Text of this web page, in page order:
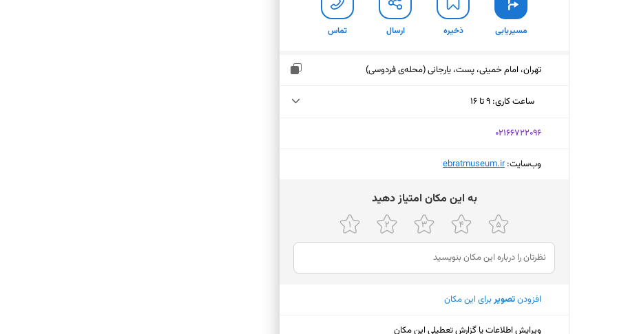
مسیریابی ذخیره ارسال تماس
تهران، امام خمینی، پست، یارجانی (محله‌ی فردوسی)
ساعت کاری: ۹ تا ۱۶
جمعه (امروز)
سه‌شنبه
۹ تا ۱۶
چهارشنبه
۹ تا ۱۶
پنجشنبه
‎02166722096
وب‌سایت:‎ebratmuseum.ir
ﺑﻪ اﯾﻦ ﻣﮑﺎن اﻣﺘﯿﺎز دﻫﯿﺪ
افزودنتصویربرای این مکان
ویرایش اطلاعات یا گزارش تعطیلی این مکان